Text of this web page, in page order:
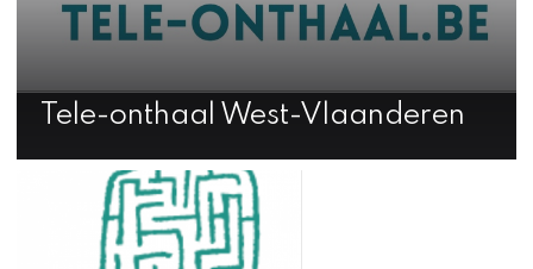
Tele-onthaal West-Vlaanderen